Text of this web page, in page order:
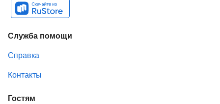
Служба помощи
Справка
Контакты
Гостям